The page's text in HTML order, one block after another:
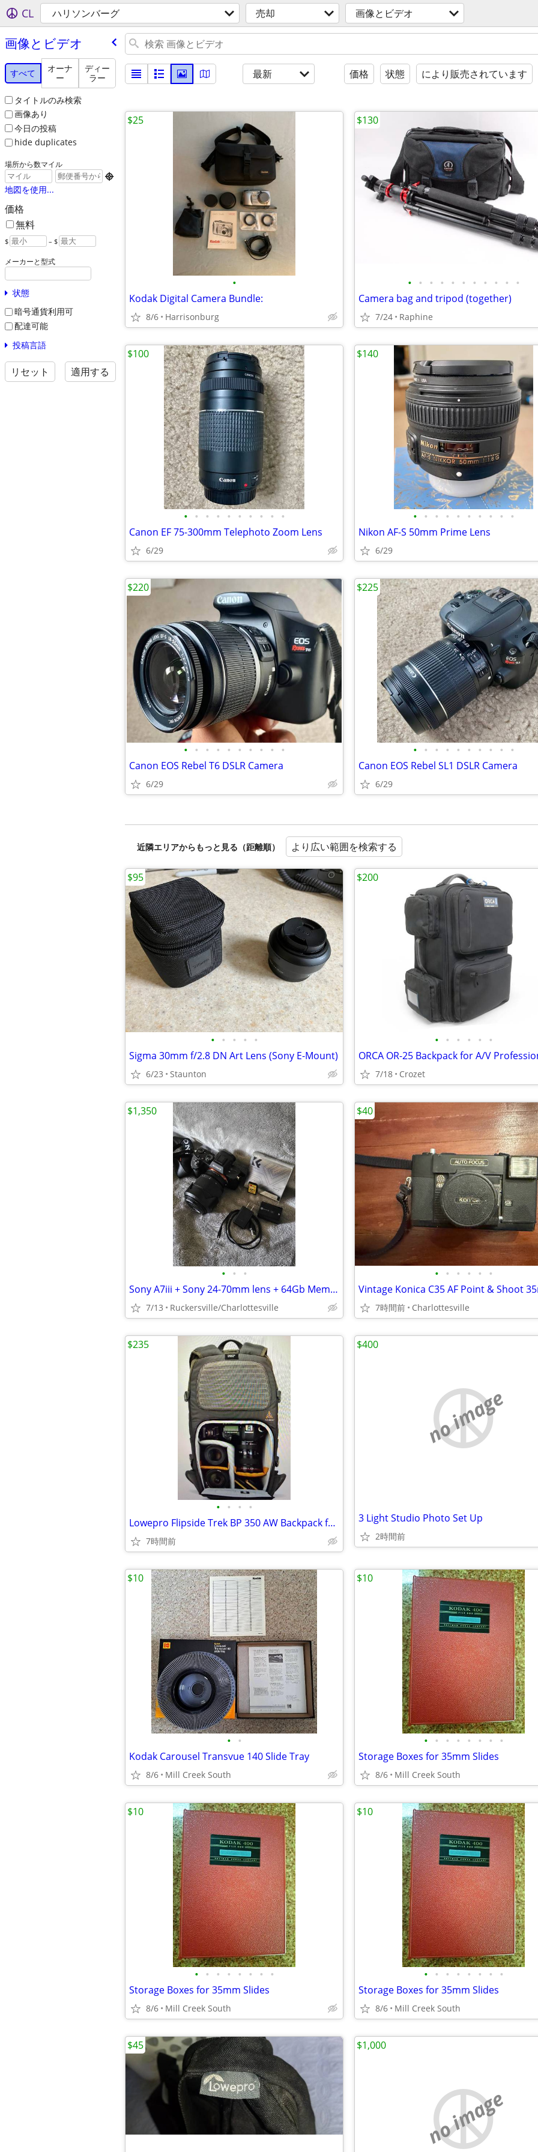
CL ハリソンバーグ 売却 画像とビデオ
画像とビデオ
すべて
オーナ
ー
ディー
ラー
タイトルのみ検索
画像あり
今日の投稿
hide duplicates
場所から数マイル

地図を使用...
価格
無料
$ – $
メーカーと型式
状態
暗号通貨利用可
配達可能
投稿言語
リセット 適用する
最新 価格 状態 により販売されています
•
Kodak Digital Camera Bundle:
8/6 Harrisonburg
$25
• • • • • • • • • • •
Camera bag and tripod (together)
7/24 Raphine
$130
• • • • • • • • • •
Canon EF 75-300mm Telephoto Zoom Lens
6/29
$100
• • • • • • • • • •
Nikon AF-S 50mm Prime Lens
6/29
$140
• • • • • • • • • •
Canon EOS Rebel T6 DSLR Camera
6/29
$220
• • • • • • • • • •
Canon EOS Rebel SL1 DSLR Camera
6/29
$225
近隣エリアからもっと見る（距離順） より広い範囲を検索する
• • • • •
Sigma 30mm f/2.8 DN Art Lens (Sony E-Mount)
6/23 Staunton
$95
• • • • • •
ORCA OR-25 Backpack for A/V
7/18 Crozet
$200
• • •
Sony A7iii + Sony 24-70mm lens + 64Gb Memort Card
7/13 Ruckersville/Charlottesville
$1,350
• • • • • •
7時間前 Charlottesville
$40
• • • •
Lowepro Flipside Trek BP 350 AW Backpack for Camera
7時間前
$235
no image
3 Light Studio Photo Set Up
2時間前
$400
• •
Kodak Carousel Transvue 140 Slide Tray
8/6 Mill Creek South
$10
• • • • • • • •
Storage Boxes for 35mm Slides
8/6 Mill Creek South
$10
• • • • • • • •
Storage Boxes for 35mm Slides
8/6 Mill Creek South
$10
• • • • • • • •
Storage Boxes for 35mm Slides
8/6 Mill Creek South
$10
$45
no image
$1,000